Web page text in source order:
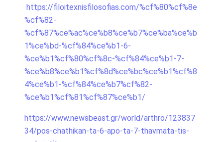
https://filoitexnisfilosofias.com/%cf%80%cf%8e
%cf%82-
%cf%87%ce%ac%ce%b8%ce%b7%ce%ba%ce%b
1%ce%bd-%cf%84%ce%b1-6-
%ce%b1%cf%80%cf%8c-%cf%84%ce%b1-7-
%ce%b8%ce%b1%cf%8d%ce%bc%ce%b1%cf%8
4%ce%b1-%cf%84%ce%b7%cf%82-
%ce%b1%cf%81%cf%87%ce%b1/
https://www.newsbeast.gr/world/arthro/123837
34/pos-chathikan-ta-6-apo-ta-7-thavmata-tis-